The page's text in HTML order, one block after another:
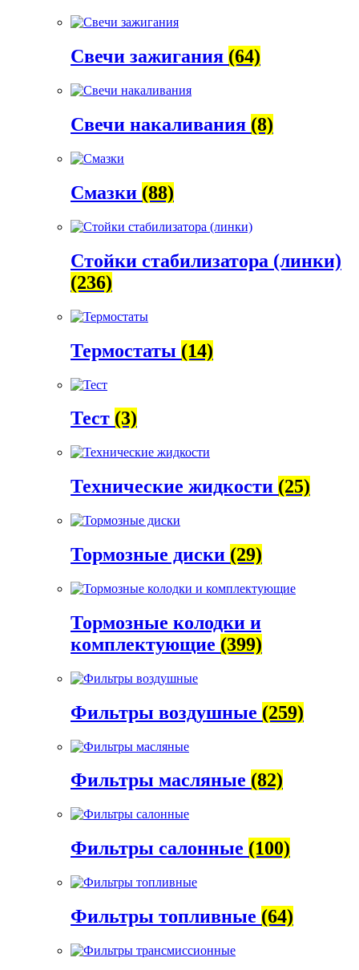
Свечи зажигания (64)
Свечи накаливания (8)
Смазки (88)
Стойки стабилизатора (линки)
(236)
Термостаты (14)
Тест (3)
Технические жидкости (25)
Тормозные диски (29)
Тормозные колодки и
комплектующие (399)
Фильтры воздушные (259)
Фильтры масляные (82)
Фильтры салонные (100)
Фильтры топливные (64)